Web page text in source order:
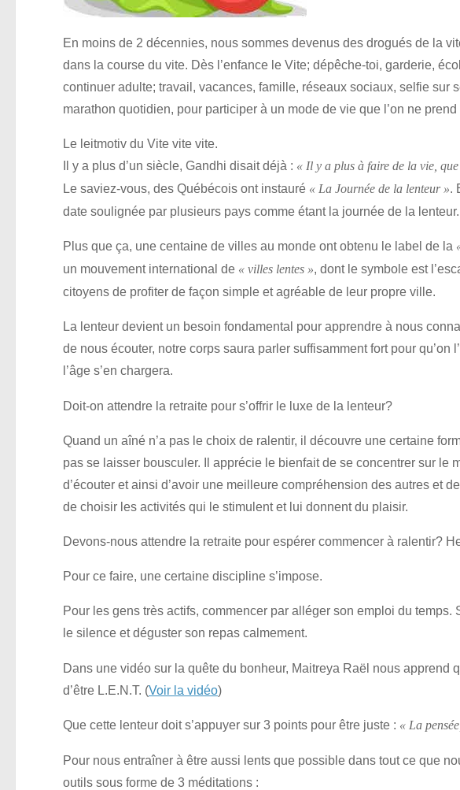
En moins de 2 décennies, nous sommes devenus des drogués de la
dans la course du vite. Dès l’enfance le Vite; dépêche-toi, garderie,
continuer adulte; travail, vacances, famille, réseaux sociaux, selfie sur
marathon quotidien, pour participer à un mode de vie que l’on ne
Le leitmotiv du Vite vite vite.
Il y a plus d’un siècle, Gandhi disait déjà : « Il y a plus à faire de la vie,
Le saviez-vous, des Québécois ont instauré « La Journée de la lenteur ».
date soulignée par plusieurs pays comme étant la journée de la lenteur.
Plus que ça, une centaine de villes au monde ont obtenu le label de la
un mouvement international de « villes lentes », dont le symbole est
citoyens de profiter de façon simple et agréable de leur propre ville.
La lenteur devient un besoin fondamental pour apprendre à nous
de nous écouter, notre corps saura parler suffisamment fort pour qu’on
l’âge s’en chargera.
Doit-on attendre la retraite pour s’offrir le luxe de la lenteur?
Quand un aîné n’a pas le choix de ralentir, il découvre une certaine
pas se laisser bousculer. Il apprécie le bienfait de se concentrer sur le
d’écouter et ainsi d’avoir une meilleure compréhension des autres et
de choisir les activités qui le stimulent et lui donnent du plaisir.
Devons-nous attendre la retraite pour espérer commencer à ralentir?
Pour ce faire, une certaine discipline s’impose.
Pour les gens très actifs, commencer par alléger son emploi du temps.
le silence et déguster son repas calmement.
Dans une vidéo sur la quête du bonheur, Maitreya Raël nous apprend
d’être L.E.N.T. (Voir la vidéo)
Que cette lenteur doit s’appuyer sur 3 points pour être juste : « La
Pour nous entraîner à être aussi lents que possible dans tout ce que
outils sous forme de 3 méditations :